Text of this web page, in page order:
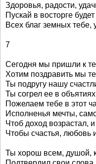
Здоровья, радости,
Пускай в восторге
Всех благ земных тебе,
7
Сегодня мы пришли к
Хотим поздравить мы
Ты подругу нашу
Ты согрел ее в
Пожелаем тебе в этот
Исполненья мечты,
Чтоб доход возрастал,
Чтобы счастья,
Ты хорош всем, душой,